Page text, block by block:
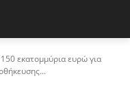
εκατομμύρια ευρώ για